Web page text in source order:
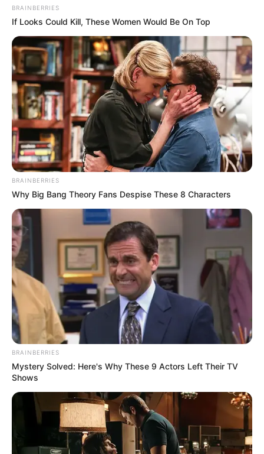
BRAINBERRIES
If Looks Could Kill, These Women Would Be On Top
BRAINBERRIES
Why Big Bang Theory Fans Despise These 8 Characters
BRAINBERRIES
Mystery Solved: Here's Why These 9 Actors Left Their TV
Shows